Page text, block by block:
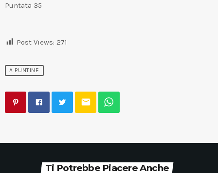
Puntata 35
Post Views: 271
A PUNTINE
email
Ti Potrebbe Piacere Anche